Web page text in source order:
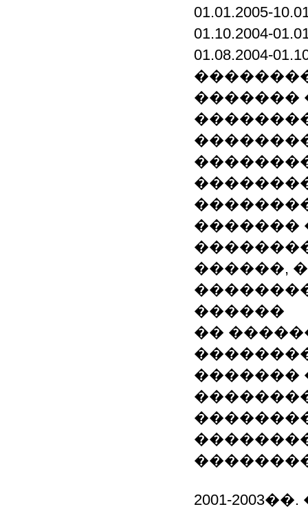
01.01.2005-
01.10.2004-
01.08.2004-
�������
�������
������,
������
��
�������
2001-